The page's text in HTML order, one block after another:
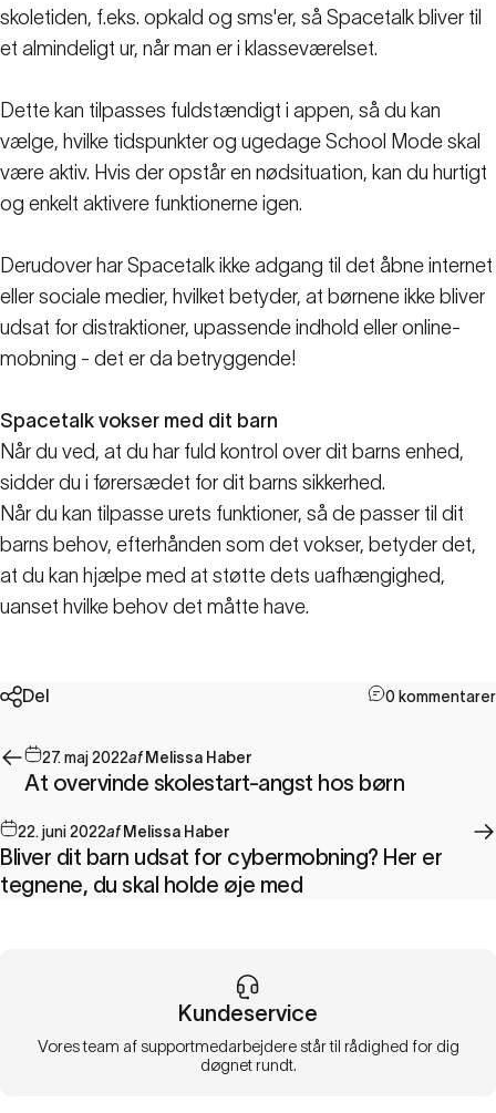
skoletiden, f.eks. opkald og sms'er, så Spacetalk bliver til
et almindeligt ur, når man er i klasseværelset.
Dette kan tilpasses fuldstændigt i appen, så du kan
vælge, hvilke tidspunkter og ugedage School Mode skal
være aktiv. Hvis der opstår en nødsituation, kan du hurtigt
og enkelt aktivere funktionerne igen.
Derudover har Spacetalk ikke adgang til det åbne internet
eller sociale medier, hvilket betyder, at børnene ikke bliver
udsat for distraktioner, upassende indhold eller online-
mobning - det er da betryggende!
Spacetalk vokser med dit barn
Når du ved, at du har fuld kontrol over dit barns enhed,
sidder du i førersædet for dit barns sikkerhed.
Når du kan tilpasse urets funktioner, så de passer til dit
barns behov, efterhånden som det vokser, betyder det,
at du kan hjælpe med at støtte dets uafhængighed,
uanset hvilke behov det måtte have.
Del 0 kommentarer
27. maj 2022afMelissa Haber
At overvinde skolestart-angst hos børn
22. juni 2022afMelissa Haber
Bliver dit barn udsat for cybermobning? Her er
tegnene, du skal holde øje med
Kundeservice
Vores team af supportmedarbejdere står til rådighed for dig
døgnet rundt.